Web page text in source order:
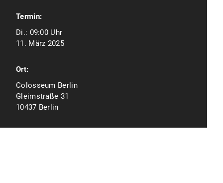
Termin:
Di.: 09:00 Uhr
11. März 2025
Ort:
Colosseum Berlin
Gleimstraße 31
10437 Berlin